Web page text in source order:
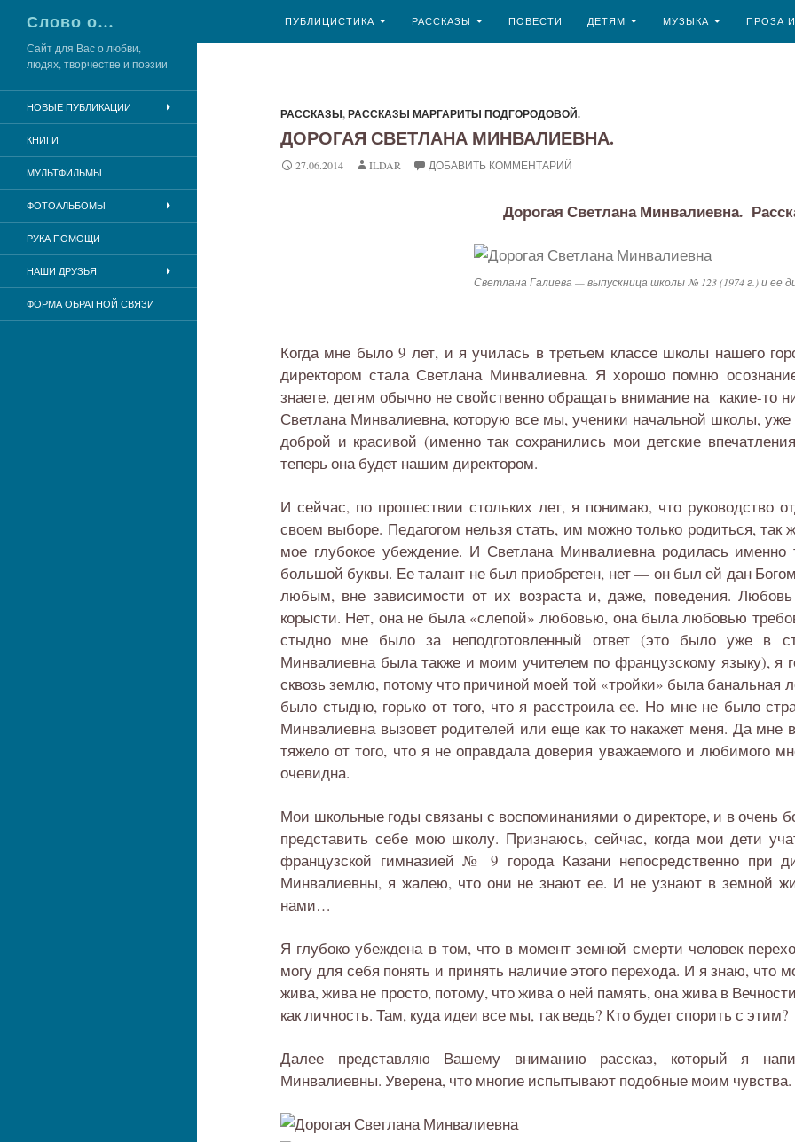
Слово о…
ПУБЛИЦИСТИКА
РАССКАЗЫ ПОВЕСТИ ДЕТЯМ МУЗЫКА ПРОЗА
РАССКАЗЫ,РАССКАЗЫ МАРГАРИТЫ ПОДГОРОДОВОЙ.
ДОРОГАЯ СВЕТЛАНА МИНВАЛИЕВНА.
27.06.2014 ILDAR ДОБАВИТЬ КОММЕНТАРИЙ
Дорогая Светлана Минвалиевна.
Светлана Галиева — выпускница школы № 123 (1974 г.) и ее
Когда мне было 9 лет, и я училась в третьем классе школы нашего
директором стала Светлана Минвалиевна. Я хорошо помню
знаете, детям обычно не свойственно обращать внимание на какие-то
Светлана Минвалиевна, которую все мы, ученики начальной школы, уже
доброй и красивой (именно так сохранились мои детские
теперь она будет нашим директором.
И сейчас, по прошествии стольких лет, я понимаю, что руководство
своем выборе. Педагогом нельзя стать, им можно только родиться,
мое глубокое убеждение. И Светлана Минвалиевна родилась
большой буквы. Ее талант не был приобретен, нет — он был ей дан
любым, вне зависимости от их возраста и, даже, поведения.
корысти. Нет, она не была «слепой» любовью, она была любовью
стыдно мне было за неподготовленный ответ (это было уже в
Минвалиевна была также и моим учителем по французскому языку), я
сквозь землю, потому что причиной моей той «тройки» была банальная
было стыдно, горько от того, что я расстроила ее. Но мне не было
Минвалиевна вызовет родителей или еще как-то накажет меня. Да
тяжело от того, что я не оправдала доверия уважаемого и любимого
очевидна.
Мои школьные годы связаны с воспоминаниями о директоре, и в очень
представить себе мою школу. Признаюсь, сейчас, когда мои дети
французской гимназией № 9 города Казани непосредственно при
Минвалиевны, я жалею, что они не знают ее. И не узнают в земной
нами…
Я глубоко убеждена в том, что в момент земной смерти человек
могу для себя понять и принять наличие этого перехода. И я знаю, что
жива, жива не просто, потому, что жива о ней память, она жива в
как личность. Там, куда идеи все мы, так ведь? Кто будет спорить с этим?
Далее представляю Вашему вниманию рассказ, который я
Минвалиевны. Уверена, что многие испытывают подобные моим чувства.
Сайт для Вас о любви,
людях, творчестве и поэзии
НОВЫЕ ПУБЛИКАЦИИ
КНИГИ
МУЛЬТФИЛЬМЫ
ФОТОАЛЬБОМЫ
РУКА ПОМОЩИ
НАШИ ДРУЗЬЯ
ФОРМА ОБРАТНОЙ СВЯЗИ